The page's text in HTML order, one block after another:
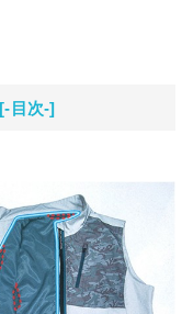
[-目次-]